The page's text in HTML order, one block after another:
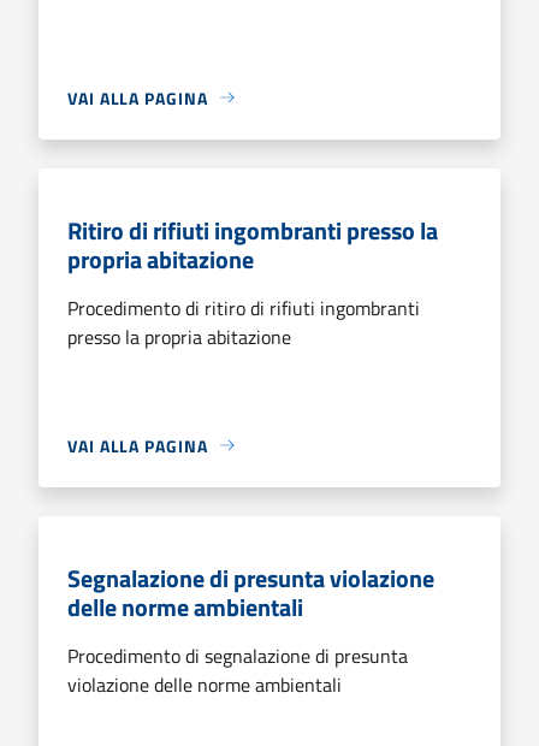
VAI ALLA PAGINA
Ritiro di rifiuti ingombranti presso la
propria abitazione
Procedimento di ritiro di rifiuti ingombranti
presso la propria abitazione
VAI ALLA PAGINA
Segnalazione di presunta violazione
delle norme ambientali
Procedimento di segnalazione di presunta
violazione delle norme ambientali